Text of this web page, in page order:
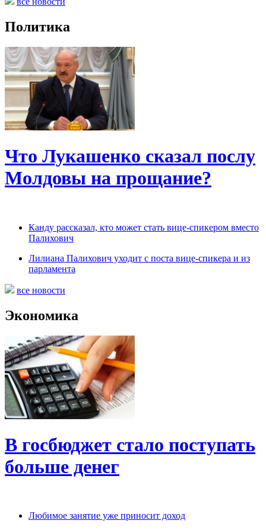
Политика
Что Лукашенко сказал послу
Молдовы на прощание?
Канду рассказал, кто может стать вице-спикером вместо
Палихович
Лилиана Палихович уходит с поста вице-спикера и из
парламента
все новости
Экономика
В госбюджет стало поступать
больше денег
Любимое занятие уже приносит доход